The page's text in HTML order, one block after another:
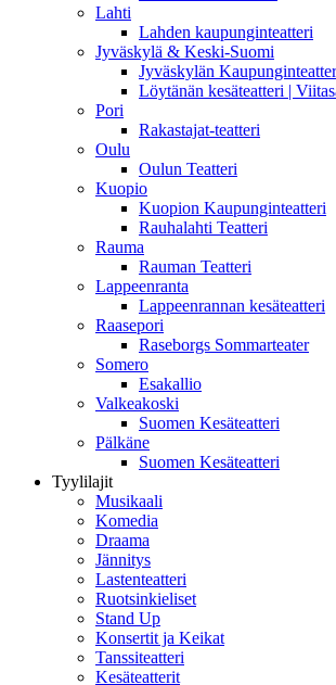
Lahti
Lahden kaupunginteatteri
Jyväskylä & Keski-Suomi
Jyväskylän
Löytänän kesäteatteri |
Pori
Rakastajat-teatteri
Oulu
Oulun Teatteri
Kuopio
Kuopion Kaupunginteatteri
Rauhalahti Teatteri
Rauma
Rauman Teatteri
Lappeenranta
Lappeenrannan kesäteatteri
Raasepori
Raseborgs Sommarteater
Somero
Esakallio
Valkeakoski
Suomen Kesäteatteri
Pälkäne
Suomen Kesäteatteri
Tyylilajit
Musikaali
Komedia
Draama
Jännitys
Lastenteatteri
Ruotsinkieliset
Stand Up
Konsertit ja Keikat
Tanssiteatteri
Kesäteatterit